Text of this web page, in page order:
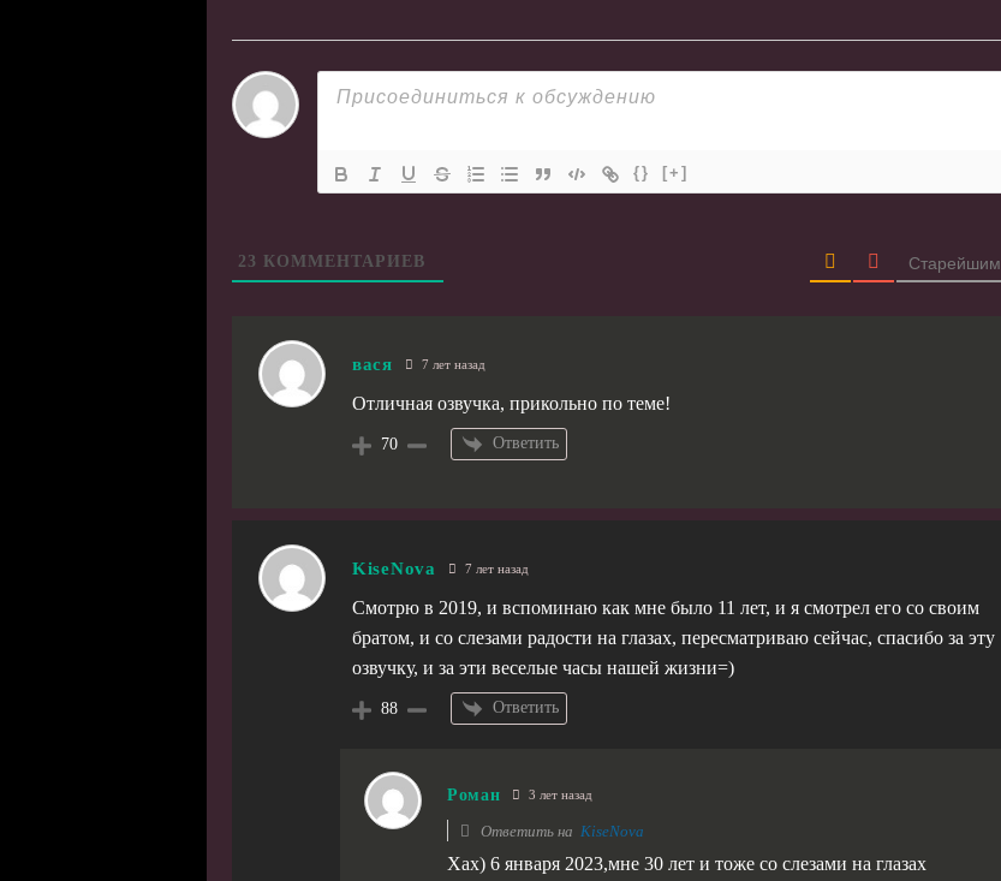
{} [+]
23 КОММЕНТАРИЕВ Старейшим
вася 7 лет назад
Отличная озвучка, прикольно по теме!
70 Ответить
KiseNova 7 лет назад
Смотрю в 2019, и вспоминаю как мне было 11 лет, и я смотрел его со своим
братом, и со слезами радости на глазах, пересматриваю сейчас, спасибо за эту
озвучку, и за эти веселые часы нашей жизни=)
88 Ответить
Роман 3 лет назад
Ответить на KiseNova
Хах) 6 января 2023,мне 30 лет и тоже со слезами на глазах